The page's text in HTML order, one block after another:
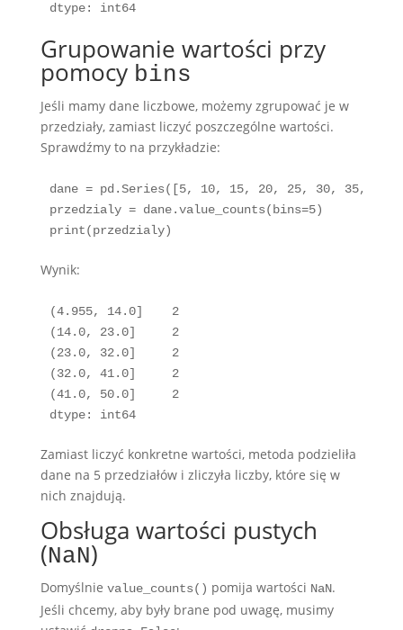
dtype: int64
Grupowanie wartości przy
pomocy bins
Jeśli mamy dane liczbowe, możemy zgrupować je w
przedziały, zamiast liczyć poszczególne wartości.
Sprawdźmy to na przykładzie:
dane = pd.Series([5, 10, 15, 20, 25, 30, 35, 40,
przedzialy = dane.value_counts(bins=5)
print(przedzialy)
Wynik:
(4.955, 14.0]    2
(14.0, 23.0]     2
(23.0, 32.0]     2
(32.0, 41.0]     2
(41.0, 50.0]     2
dtype: int64
Zamiast liczyć konkretne wartości, metoda podzieliła
dane na 5 przedziałów i zliczyła liczby, które się w
nich znajdują.
Obsługa wartości pustych
(NaN)
Domyślnie value_counts() pomija wartości NaN.
Jeśli chcemy, aby były brane pod uwagę, musimy